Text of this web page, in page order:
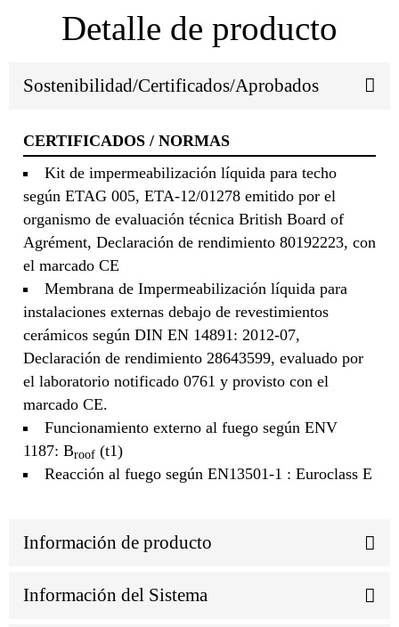
Detalle de producto
Sostenibilidad/Certificados/Aprobados
CERTIFICADOS / NORMAS
Kit de impermeabilización líquida para techo
según ETAG 005, ETA-12/01278 emitido por el
organismo de evaluación técnica British Board of
Agrément, Declaración de rendimiento 80192223, con
el marcado CE
Membrana de Impermeabilización líquida para
instalaciones externas debajo de revestimientos
cerámicos según DIN EN 14891: 2012-07,
Declaración de rendimiento 28643599, evaluado por
el laboratorio notificado 0761 y provisto con el
marcado CE.
Funcionamiento externo al fuego según ENV
1187: Broof (t1)
Reacción al fuego según EN13501-1 : Euroclass E
Información de producto
Información del Sistema